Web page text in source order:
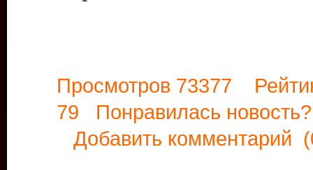
Просмотров 73377
79 Понравилась
Добавить комментарий